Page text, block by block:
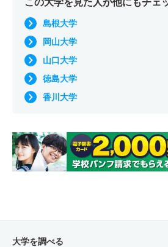
この大学を見た人が他にもチェ
島根大学
岡山大学
山口大学
徳島大学
香川大学
大学を調べる